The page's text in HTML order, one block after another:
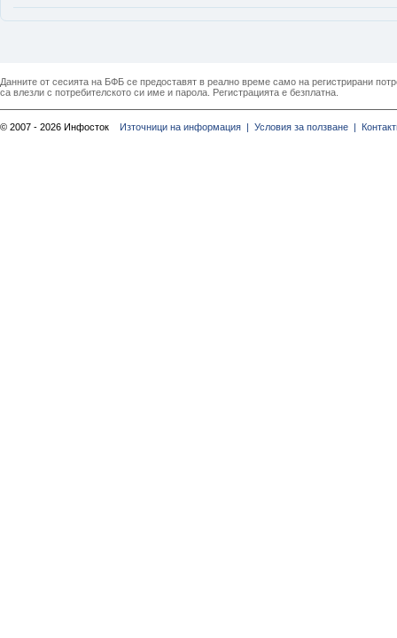
Данните от сесията на БФБ се предоставят в реално време само на регистрирани
са влезли с потребителското си име и парола. Регистрацията е безплатна.
© 2007 - 2026 Инфосток Източници на информация | Условия за ползване |